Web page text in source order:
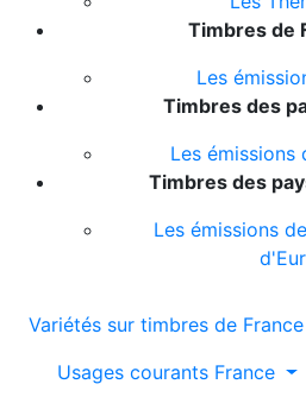
Timbres de
Les
Timbres des
Les émissions
Timbres des
Les émissions
Variétés sur timbres de France
Usages courants France